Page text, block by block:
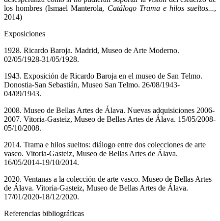
los hombres (Ismael Manterola, Catálogo Trama e hilos sueltos...,
2014)
Exposiciones
1928. Ricardo Baroja. Madrid, Museo de Arte Moderno.
02/05/1928-31/05/1928.
1943. Exposición de Ricardo Baroja en el museo de San Telmo.
Donostia-San Sebastián, Museo San Telmo. 26/08/1943-
04/09/1943.
2008. Museo de Bellas Artes de Álava. Nuevas adquisiciones 2006-
2007. Vitoria-Gasteiz, Museo de Bellas Artes de Álava. 15/05/2008-
05/10/2008.
2014. Trama e hilos sueltos: diálogo entre dos colecciones de arte
vasco. Vitoria-Gasteiz, Museo de Bellas Artes de Álava.
16/05/2014-19/10/2014.
2020. Ventanas a la colección de arte vasco. Museo de Bellas Artes
de Álava. Vitoria-Gasteiz, Museo de Bellas Artes de Álava.
17/01/2020-18/12/2020.
Referencias bibliográficas